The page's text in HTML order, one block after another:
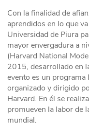
Con la finalidad de
aprendidos en lo que
Universidad de Piura
mayor envergadura a
(Harvard National
2015, desarrollado en
evento es un
organizado y dirigido
Harvard. En él se
promueven la labor de
mundial.